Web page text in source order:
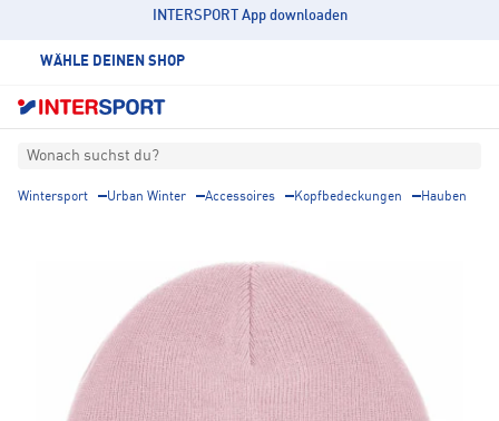
INTERSPORT App downloaden
WÄHLE DEINEN SHOP
Wonach suchst du?
Wintersport Urban Winter Accessoires Kopfbedeckungen Hauben